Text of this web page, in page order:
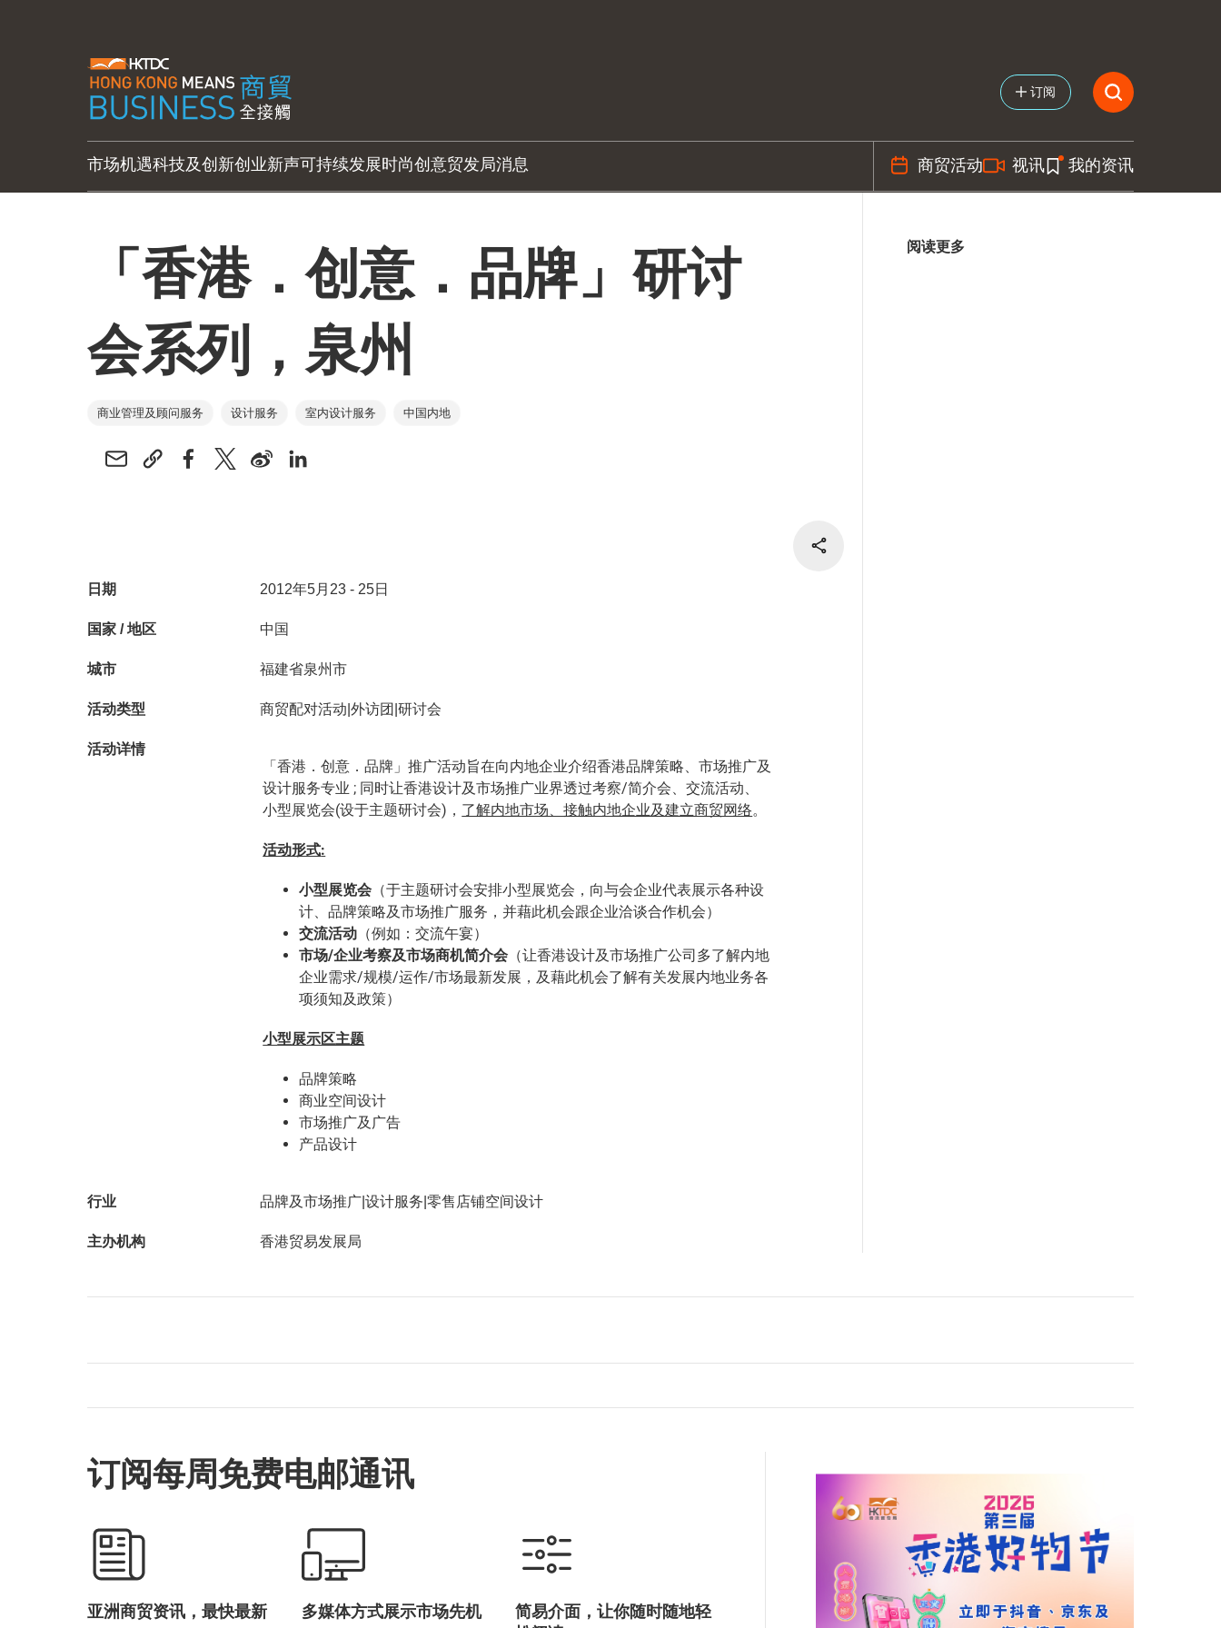
订阅
市场机遇科技及创新创业新声可持续发展时尚创意贸发局消息 商贸活动 视讯 我的资讯
「香港．创意．品牌」研讨
会系列，泉州
商业管理及顾问服务 设计服务 室内设计服务 中国内地
日期 2012年5月23 - 25日
国家 / 地区 中国
城市 福建省泉州市
活动类型 商贸配对活动|外访团|研讨会
活动详情
「香港．创意．品牌」推广活动旨在向内地企业介绍香港品牌策略、市场推广及
设计服务专业 ; 同时让香港设计及市场推广业界透过考察/简介会、交流活动、
小型展览会(设于主题研讨会)， 了解内地市场、接触内地企业及建立商贸网络。
活动形式:
小型展览会 （于主题研讨会安排小型展览会，向与会企业代表展示各种设
计、品牌策略及市场推广服务，并藉此机会跟企业洽谈合作机会）
交流活动 （例如：交流午宴）
市场/企业考察及市场商机简介会 （让香港设计及市场推广公司多了解内地
企业需求/规模/运作/市场最新发展，及藉此机会了解有关发展内地业务各
项须知及政策）
小型展示区主题
品牌策略
商业空间设计
市场推广及广告
产品设计
行业 品牌及市场推广|设计服务|零售店铺空间设计
主办机构 香港贸易发展局
阅读更多
订阅每周免费电邮通讯
亚洲商贸资讯，最快最新 多媒体方式展示市场先机
简易介面，让你随时随地轻